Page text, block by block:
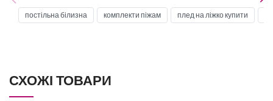
Блакитна постільна білизна
Постільна білизна жовта
Постільна білизна мʼятна
постільна білизна комплекти піжам плед на ліжко купити
СХОЖІ ТОВАРИ